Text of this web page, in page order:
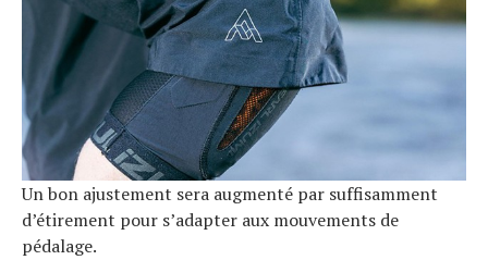
Un bon ajustement sera augmenté par suffisamment
d’étirement pour s’adapter aux mouvements de
pédalage.